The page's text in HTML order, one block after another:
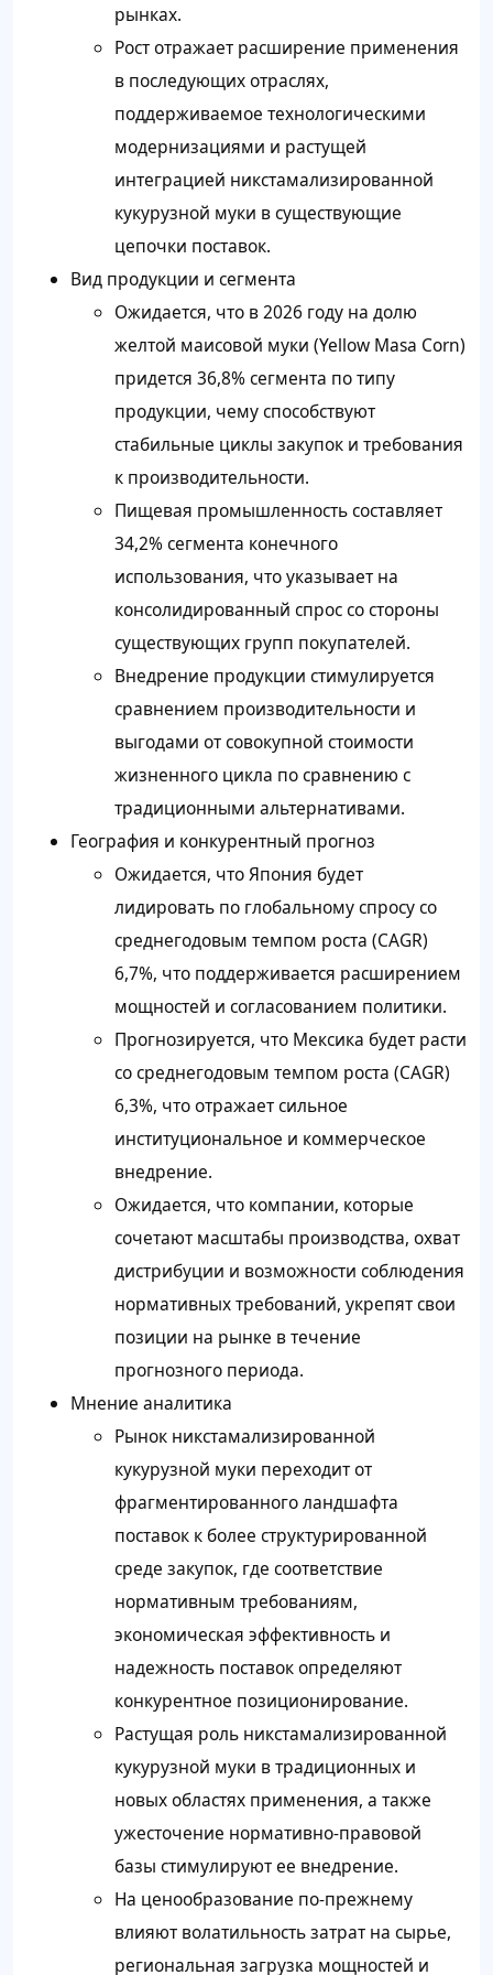
рынках.
Рост отражает расширение применения
в последующих отраслях,
поддерживаемое технологическими
модернизациями и растущей
интеграцией никстамализированной
кукурузной муки в существующие
цепочки поставок.
Вид продукции и сегмента
Ожидается, что в 2026 году на долю
желтой маисовой муки (Yellow Masa Corn)
придется 36,8% сегмента по типу
продукции, чему способствуют
стабильные циклы закупок и требования
к производительности.
Пищевая промышленность составляет
34,2% сегмента конечного
использования, что указывает на
консолидированный спрос со стороны
существующих групп покупателей.
Внедрение продукции стимулируется
сравнением производительности и
выгодами от совокупной стоимости
жизненного цикла по сравнению с
традиционными альтернативами.
География и конкурентный прогноз
Ожидается, что Япония будет
лидировать по глобальному спросу со
среднегодовым темпом роста (CAGR)
6,7%, что поддерживается расширением
мощностей и согласованием политики.
Прогнозируется, что Мексика будет расти
со среднегодовым темпом роста (CAGR)
6,3%, что отражает сильное
институциональное и коммерческое
внедрение.
Ожидается, что компании, которые
сочетают масштабы производства, охват
дистрибуции и возможности соблюдения
нормативных требований, укрепят свои
позиции на рынке в течение
прогнозного периода.
Мнение аналитика
Рынок никстамализированной
кукурузной муки переходит от
фрагментированного ландшафта
поставок к более структурированной
среде закупок, где соответствие
нормативным требованиям,
экономическая эффективность и
надежность поставок определяют
конкурентное позиционирование.
Растущая роль никстамализированной
кукурузной муки в традиционных и
новых областях применения, а также
ужесточение нормативно-правовой
базы стимулируют ее внедрение.
На ценообразование по-прежнему
влияют волатильность затрат на сырье,
региональная загрузка мощностей и